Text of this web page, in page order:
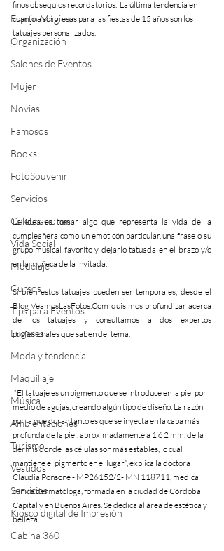
Espejo Mágico
Organización
Salones de Eventos
Mujer
Novias
Famosos
Books
FotoSouvenir
Servicios
Celebraciones
Vida Social
Modelaje
Cursos
Tips para Eventos
Lugares
Moda y tendencia
Maquillaje
Música
Ambientaciones
Turismo
Vestidos
Servicios
Kiosco digital de Impresión
Cabina 360
finos obsequios recordatorios.  La última tendencia en
cuanto a sorpresas para las fiestas de 15 años son los
tatuajes personalizados.
La idea es tomar algo que representa la vida de la
cumpleañera como un emoticón particular, una frase o su
grupo musical favorito y dejarlo tatuada en el brazo y/o
en la muñeca de la invitada.
Si bien estos tatuajes pueden ser temporales, desde el
Blog VeamosLasFotos.Com quisimos profundizar acerca
de los tatuajes y consultamos a dos expertos
profesionales que saben del tema.
medio de agujas, creando algún tipo de diseño. La razón
por la que duran tanto es que se inyecta en la capa más
profunda de la piel, aproximadamente a 1 ó 2 mm, de la
dermis donde las células son más estables, lo cual
mantiene el pigmento en el lugar”, explica la doctora
Claudia Ponsone - MP26152/2- MN 118711, medica
clínica dermatóloga, formada en la ciudad de Córdoba
Capital y en Buenos Aires. Se dedica al área de estética y
belleza.